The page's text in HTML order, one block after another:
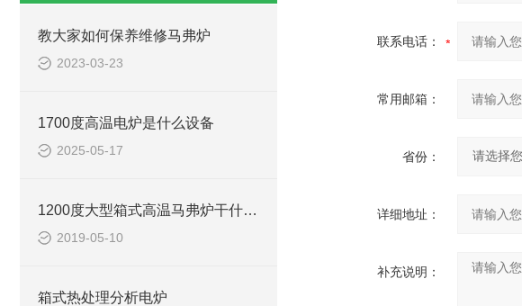
教大家如何保养维修马弗炉
2023-03-23
1700度高温电炉是什么设备
2025-05-17
1200度大型箱式高温马弗炉干什么用的
2019-05-10
箱式热处理分析电炉
联系电话：
常用邮箱：
省份：
详细地址：
补充说明：